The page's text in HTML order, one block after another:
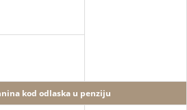
kod odlaska u penziju